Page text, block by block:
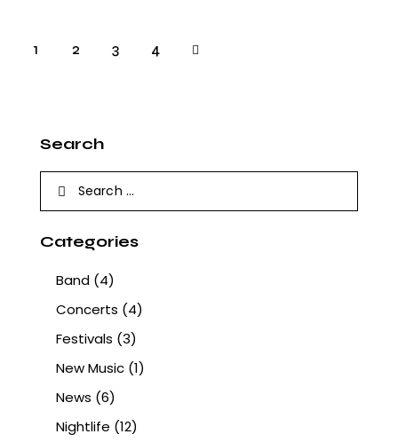
1 2 3 4
Search
Categories
Band (4)
Concerts (4)
Festivals (3)
New Music (1)
News (6)
Nightlife (12)